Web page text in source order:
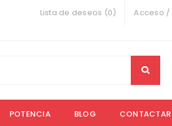
Acceso /
Lista de deseos (0)
POTENCIA BLOG CONTACTAR